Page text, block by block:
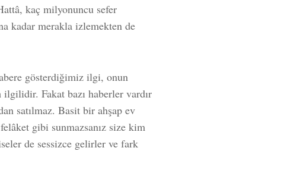
kaç milyonuncu sefer
kadar merakla izlemekten de
gösterdiğimiz ilgi, onun
Fakat bazı haberler vardır
satılmaz. Basit bir ahşap ev
gibi sunmazsanız size kim
de sessizce gelirler ve fark